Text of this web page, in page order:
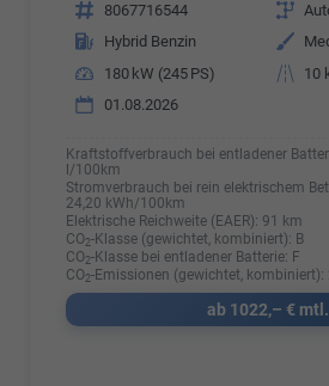
Fahrzeugnr. 8067716544 Getriebe
Kraftstoff
Hybrid Benzin Außenfarbe
Leistung
180 kW (245 PS) Kilometerstand
10
01.08.2026
Kraftstoffverbrauch bei entladener
l/100km
Stromverbrauch bei rein elektrischem
24,20 kWh/100km
Elektrische Reichweite (EAER): 91 km
CO2-Klasse (gewichtet, kombiniert): B
CO2-Klasse bei entladener Batterie: F
CO2-Emissionen (gewichtet, kombiniert):
ab 1022,– € mtl.